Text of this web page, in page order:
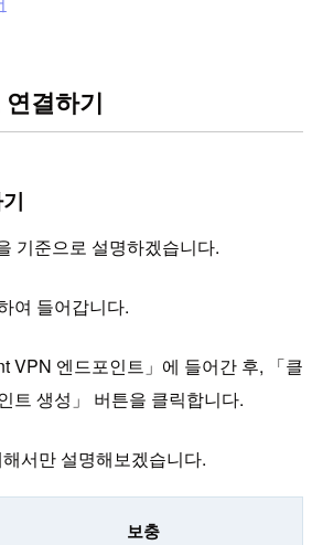
결하기
기준으로 설명하겠습니다.
여 들어갑니다.
VPN 엔드포인트」에 들어간 후, 「클
트 생성」 버튼을 클릭합니다.
서만 설명해보겠습니다.
보충